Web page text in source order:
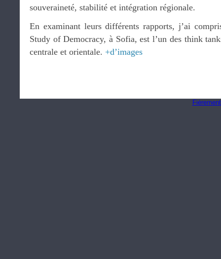
souveraineté, stabilité et intégration régionale.
En examinant leurs différents rapports, j’ai
Study of Democracy, à Sofia, est l’un des think
centrale et orientale. +d’images